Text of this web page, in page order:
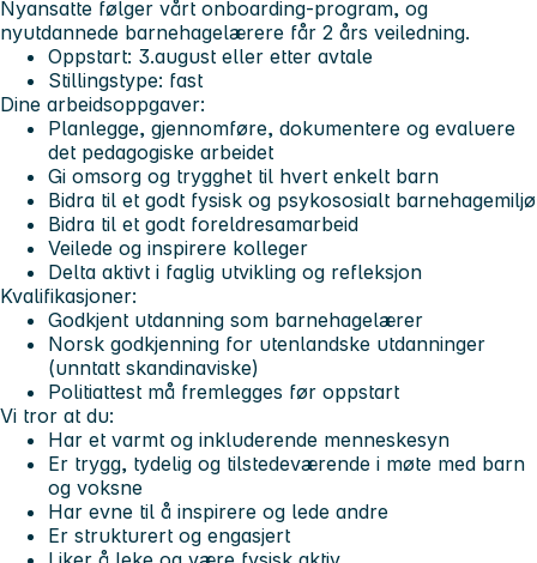
Nyansatte følger vårt onboarding-program, og
nyutdannede barnehagelærere får 2 års veiledning.
Oppstart: 3.august eller etter avtale
Stillingstype: fast
Dine arbeidsoppgaver:
Planlegge, gjennomføre, dokumentere og evaluere
det pedagogiske arbeidet
Gi omsorg og trygghet til hvert enkelt barn
Bidra til et godt fysisk og psykososialt barnehagemiljø
Bidra til et godt foreldresamarbeid
Veilede og inspirere kolleger
Delta aktivt i faglig utvikling og refleksjon
Kvalifikasjoner:
Godkjent utdanning som barnehagelærer
Norsk godkjenning for utenlandske utdanninger
(unntatt skandinaviske)
Politiattest må fremlegges før oppstart
Vi tror at du:
Har et varmt og inkluderende menneskesyn
Er trygg, tydelig og tilstedeværende i møte med barn
og voksne
Har evne til å inspirere og lede andre
Er strukturert og engasjert